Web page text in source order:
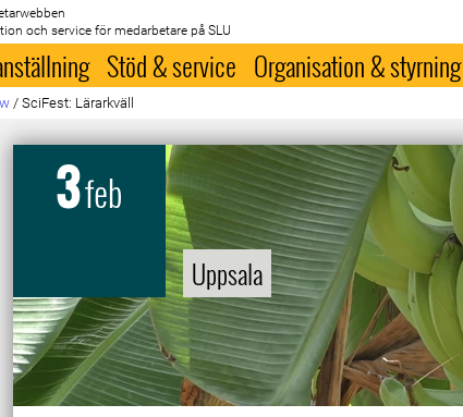
och service för medarbetare på SLU
Stöd & service Organisation & styrning
/ SciFest: Lärarkväll
3feb
Uppsala